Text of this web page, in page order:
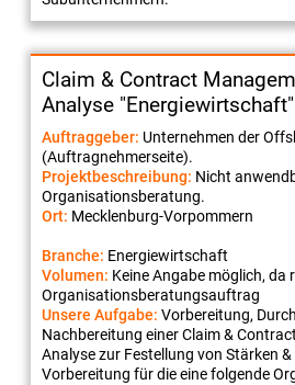
Claim & Contract
Analyse "Energiewirtschaft"
Auftraggeber: Unternehmen der
(Auftragnehmerseite).
Projektbeschreibung: Nicht
Organisationsberatung.
Ort: Mecklenburg-Vorpommern
Branche: Energiewirtschaft
Volumen: Keine Angabe möglich, da
Organisationsberatungsauftrag
Unsere Aufgabe: Vorbereitung,
Nachbereitung einer Claim &
Analyse zur Festellung von Stärken
Vorbereitung für die eine folgende